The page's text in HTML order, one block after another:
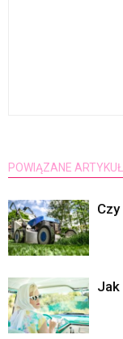
POWIĄZANE
Jak